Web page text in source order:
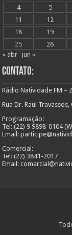
4
5
11
12
18
19
25
26
« abr
jun »
Contato:
Rádio Natividade FM –
Rua Dr. Raul
Programação:
Tel: (22) 9 9898-0104
Email:
Comercial:
Tel: (22) 3841-2017
Email: